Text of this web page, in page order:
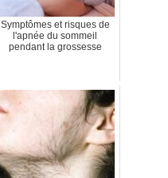
Symptômes et risques de
l'apnée du sommeil
pendant la grossesse